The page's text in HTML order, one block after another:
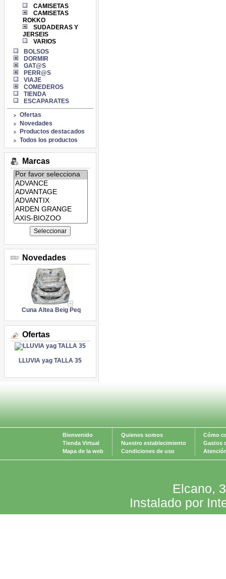
CAMISETAS
CAMISETAS
ROKKO
SUDADERAS Y
JERSEIS
VARIOS
BOLSOS
DORMIR
GAT@S
PERR@S
VIAJE
COMEDEROS
TIENDA
ESCAPARATES
Ofertas
Novedades
Productos destacados
Todos los productos
Marcas
Listado
de
marcas:
Novedades
Cuna Altea Beig Peq
Ofertas
LLUVIA yag TALLA 35
Bienvenido
Tienda Virtual
Mapa de la web
Quienes somos
Nuestro establecimiento
Condiciones de uso
Cómo
Gastos
Elcano,
Instalado por